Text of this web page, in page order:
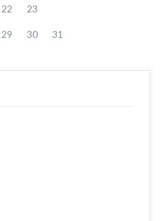
22 23
29 30 31